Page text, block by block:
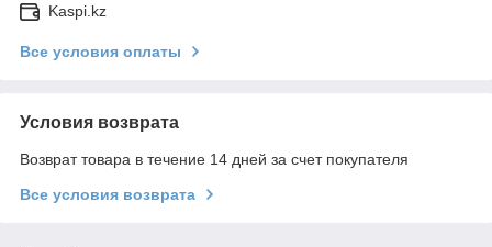
Kaspi.kz
Все условия оплаты
Условия возврата
Возврат товара в течение 14 дней за счет покупателя
Все условия возврата